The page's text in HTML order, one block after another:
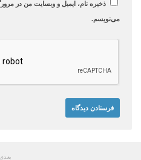
ذخیره نام، ایمیل و وبسایت من در
می‌نویسم.
بعدی